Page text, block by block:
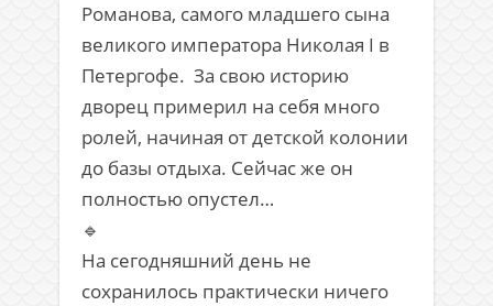
Романова, самого младшего сына
великого императора Николая I в
Петергофе. За свою историю
дворец примерил на себя много
ролей, начиная от детской колонии
до базы отдыха. Сейчас же он
полностью опустел…
🔹
На сегодняшний день не
сохранилось практически ничего